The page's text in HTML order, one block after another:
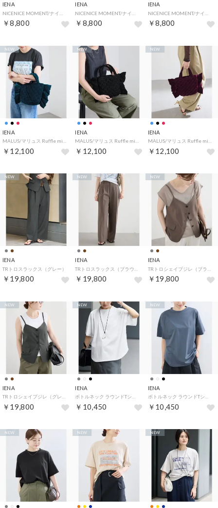
IENA
￥8,800
IENA
￥8,800
IENA
￥8,800
IENA
￥12,100
NEW
IENA
￥12,100
NEW
IENA
￥12,100
NEW
IENA
TRトロスラックス（グレー）
￥19,800
NEW
IENA
￥19,800
NEW
IENA
￥19,800
NEW
IENA
￥19,800
NEW
IENA
￥10,450
NEW
IENA
￥10,450
NEW
NEW NEW NEW